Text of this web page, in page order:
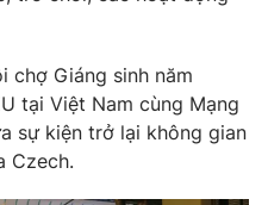
chợ Giáng sinh năm
tại Việt Nam cùng Mạng
sự kiện trở lại không gian
Czech.